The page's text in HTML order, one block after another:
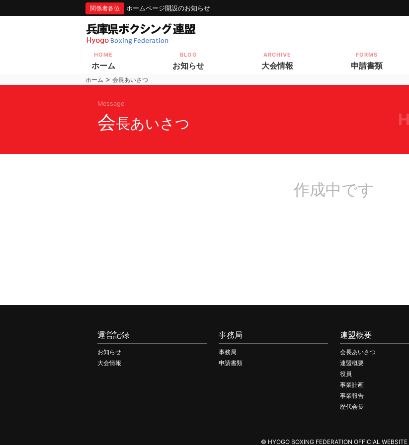
関係者各位 ホームページ開設のお知らせ
HOME
ホーム
BLOG
お知らせ
ARCHIVE
大会情報
FORMS
申請書類
ホーム > 会長あいさつ
Message
会長あいさつ
作成中です
運営記録
お知らせ
大会情報
事務局
事務局
申請書類
連盟概要
会長あいさつ
連盟概要
役員
事業計画
事業報告
歴代会長
© HYOGO BOXING FEDERATION OFFICIAL WEBSITE